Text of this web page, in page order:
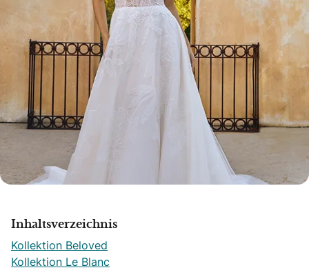
Inhaltsverzeichnis
Kollektion Beloved
Kollektion Le Blanc